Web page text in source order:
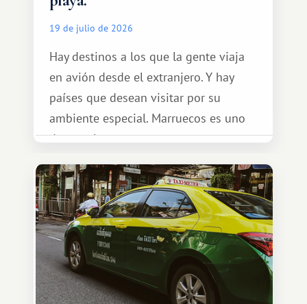
19 de julio de 2026
Hay destinos a los que la gente viaja
en avión desde el extranjero. Y hay
países que desean visitar por su
ambiente especial. Marruecos es uno
de esos lugares.